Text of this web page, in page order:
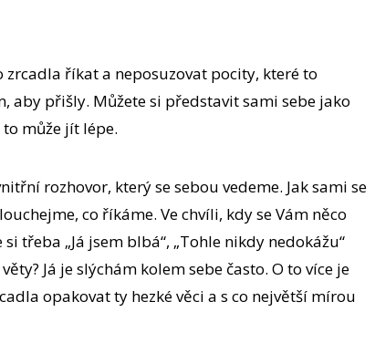
zrcadla říkat a neposuzovat pocity, které to
aby přišly. Můžete si představit sami sebe jako
může jít lépe.
rozhovor, který se sebou vedeme. Jak sami se
co říkáme. Ve chvíli, kdy se Vám něco
třeba „Já jsem blbá“, „Tohle nikdy nedokážu“
Já je slýchám kolem sebe často. O to více je
opakovat ty hezké věci a s co největší mírou